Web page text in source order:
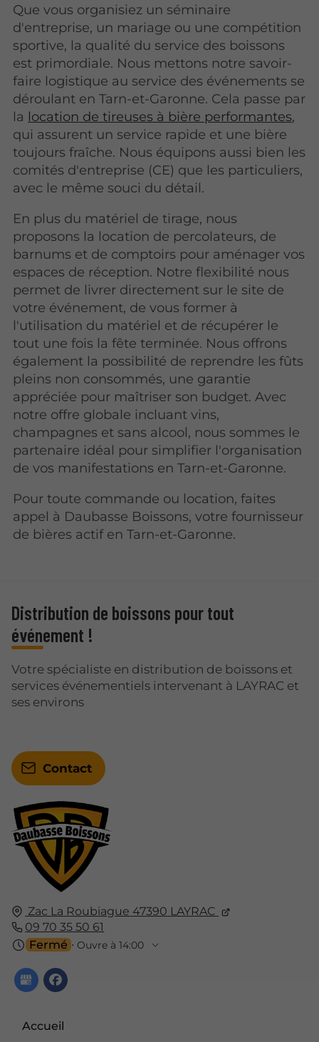
Que vous organisiez un séminaire
d'entreprise, un mariage ou une compétition
sportive, la qualité du service des boissons
est primordiale. Nous mettons notre savoir-
faire logistique au service des événements se
déroulant en Tarn-et-Garonne. Cela passe par
la location de tireuses à bière performantes,
qui assurent un service rapide et une bière
toujours fraîche. Nous équipons aussi bien les
comités d'entreprise (CE) que les particuliers,
avec le même souci du détail.
En plus du matériel de tirage, nous
proposons la location de percolateurs, de
barnums et de comptoirs pour aménager vos
espaces de réception. Notre flexibilité nous
permet de livrer directement sur le site de
votre événement, de vous former à
l'utilisation du matériel et de récupérer le
tout une fois la fête terminée. Nous offrons
également la possibilité de reprendre les fûts
pleins non consommés, une garantie
appréciée pour maîtriser son budget. Avec
notre offre globale incluant vins,
champagnes et sans alcool, nous sommes le
partenaire idéal pour simplifier l'organisation
de vos manifestations en Tarn-et-Garonne.
Pour toute commande ou location, faites
appel à Daubasse Boissons, votre fournisseur
de bières actif en Tarn-et-Garonne.
Zac La Roubiague 47390 LAYRAC
09 70 35 50 61
Fermé ⋅ Ouvre à 14:00
Accueil
Distribution de boissons pour tout
événement !
Votre spécialiste en distribution de boissons et
services événementiels intervenant à LAYRAC et
ses environs
Contact